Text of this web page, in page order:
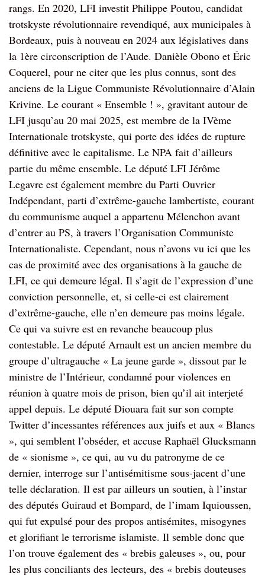
rangs. En 2020, LFI investit Philippe Poutou, candidat
trotskyste révolutionnaire revendiqué, aux municipales à
Bordeaux, puis à nouveau en 2024 aux législatives dans
la 1ère circonscription de l’Aude. Danièle Obono et Éric
Coquerel, pour ne citer que les plus connus, sont des
anciens de la Ligue Communiste Révolutionnaire d’Alain
Krivine. Le courant « Ensemble ! », gravitant autour de
LFI jusqu’au 20 mai 2025, est membre de la IVème
Internationale trotskyste, qui porte des idées de rupture
définitive avec le capitalisme. Le NPA fait d’ailleurs
partie du même ensemble. Le député LFI Jérôme
Legavre est également membre du Parti Ouvrier
Indépendant, parti d’extrême-gauche lambertiste, courant
du communisme auquel a appartenu Mélenchon avant
d’entrer au PS, à travers l’Organisation Communiste
Internationaliste. Cependant, nous n’avons vu ici que les
cas de proximité avec des organisations à la gauche de
LFI, ce qui demeure légal. Il s’agit de l’expression d’une
conviction personnelle, et, si celle-ci est clairement
d’extrême-gauche, elle n’en demeure pas moins légale.
Ce qui va suivre est en revanche beaucoup plus
contestable. Le député Arnault est un ancien membre du
groupe d’ultragauche « La jeune garde », dissout par le
ministre de l’Intérieur, condamné pour violences en
réunion à quatre mois de prison, bien qu’il ait interjeté
appel depuis. Le député Diouara fait sur son compte
Twitter d’incessantes références aux juifs et aux « Blancs
», qui semblent l’obséder, et accuse Raphaël Glucksmann
de « sionisme », ce qui, au vu du patronyme de ce
dernier, interroge sur l’antisémitisme sous-jacent d’une
telle déclaration. Il est par ailleurs un soutien, à l’instar
des députés Guiraud et Bompard, de l’imam Iquioussen,
qui fut expulsé pour des propos antisémites, misogynes
et glorifiant le terrorisme islamiste. Il semble donc que
l’on trouve également des « brebis galeuses », ou, pour
les plus conciliants des lecteurs, des « brebis douteuses